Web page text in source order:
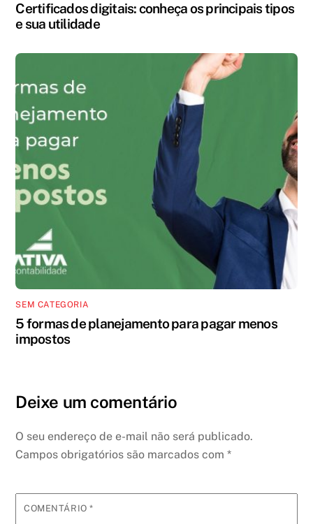
Certificados digitais: conheça os principais tipos
e sua utilidade
SEM CATEGORIA
5 formas de planejamento para pagar menos
impostos
Deixe um comentário
O seu endereço de e-mail não será publicado.
Campos obrigatórios são marcados com*
COMENTÁRIO*